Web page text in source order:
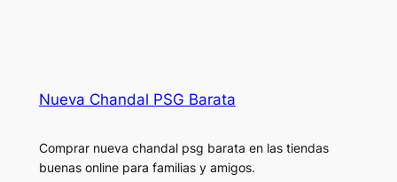
Nueva Chandal PSG Barata
Comprar nueva chandal psg barata en las tiendas
buenas online para familias y amigos.